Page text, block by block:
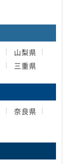
山梨県
三重県
奈良県